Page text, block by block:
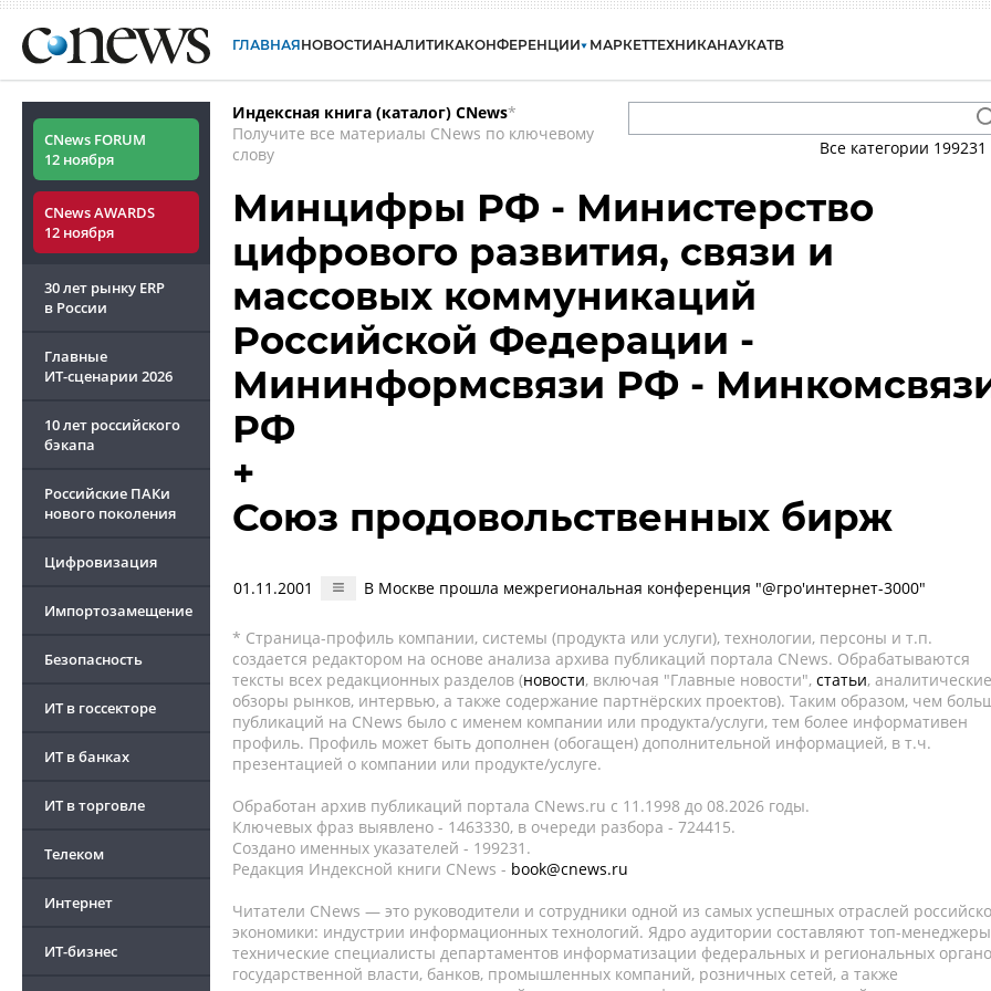
ГЛАВНАЯНОВОСТИАНАЛИТИКАКОНФЕРЕНЦИИ МАРКЕТТЕХНИКАНАУКАТВ
CNews FORUM
12 ноября
CNews AWARDS
12 ноября
30 лет рынку ERP
в России
Главные
ИТ-сценарии 2026
10 лет российского
бэкапа
Российские ПАКи
нового поколения
Цифровизация
Импортозамещение
Безопасность
ИТ в госсекторе
ИТ в банках
ИТ в торговле
Телеком
Интернет
ИТ-бизнес
Индексная книга (каталог) CNews*
Получите все материалы CNews по ключевому
слову
Все категории 199231
Минцифры РФ - Министерство
цифрового развития, связи и
массовых коммуникаций
Российской Федерации -
Мининформсвязи РФ -
РФ
+
Союз продовольственных бирж
01.11.2001 В Москве прошла межрегиональная конференция "@гро'интернет-3000"
* Страница-профиль компании, системы (продукта или услуги), технологии, персоны и т.п.
создается редактором на основе анализа архива публикаций портала CNews. Обрабатываются
тексты всех редакционных разделов (новости, включая "Главные новости", статьи, аналитические
обзоры рынков, интервью, а также содержание партнёрских проектов). Таким образом, чем
публикаций на CNews было с именем компании или продукта/услуги, тем более информативен
профиль. Профиль может быть дополнен (обогащен) дополнительной информацией, в т.ч.
презентацией о компании или продукте/услуге.
Обработан архив публикаций портала CNews.ru c 11.1998 до 08.2026 годы.
Ключевых фраз выявлено - 1463330, в очереди разбора - 724415.
Создано именных указателей - 199231.
Редакция Индексной книги CNews - book@cnews.ru
Читатели CNews — это руководители и сотрудники одной из самых успешных отраслей
экономики: индустрии информационных технологий. Ядро аудитории составляют топ-
технические специалисты департаментов информатизации федеральных и региональных
государственной власти, банков, промышленных компаний, розничных сетей, а также